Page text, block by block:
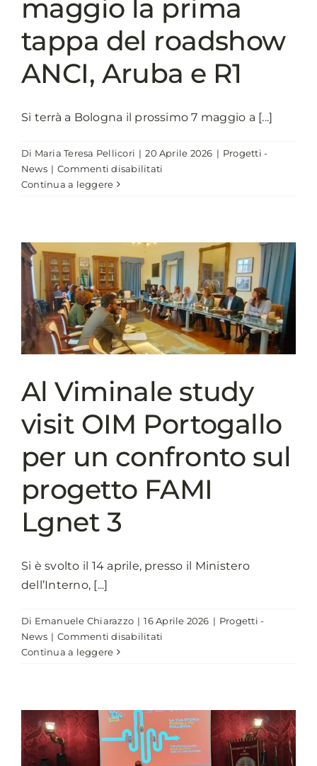
maggio la prima
tappa del roadshow
ANCI, Aruba e R1
Si terrà a Bologna il prossimo 7 maggio a [...]
Di Maria Teresa Pellicori | 20 Aprile 2026 | Progetti -
News | Commenti disabilitati
maggio
la
prima
tappa
del
roadshow
ANCI,
Aruba
R1
Continua a leggere
Al Viminale study
visit OIM Portogallo
per un confronto sul
progetto FAMI
Lgnet 3
Si è svolto il 14 aprile, presso il Ministero
dell’Interno, [...]
Di Emanuele Chiarazzo | 16 Aprile 2026 | Progetti -
News | Commenti disabilitati
OIM
Portogallo
per
Continua a leggere